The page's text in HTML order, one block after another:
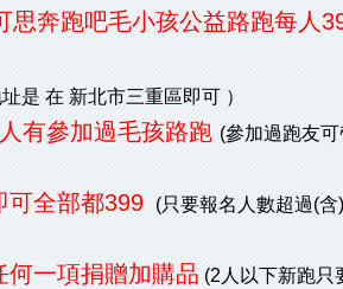
奔跑吧毛小孩公益路跑每人
址是 在 新北市三重區即可 ）
有參加過毛孩路跑 (參加過跑友
可全部都399
(只要報名人數超過(
何一項捐贈加購品 (2人以下新跑只